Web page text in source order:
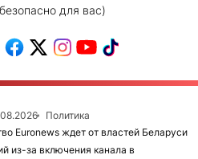
для вас)
Политика
Euronews ждет от властей Беларуси
из-за включения канала в